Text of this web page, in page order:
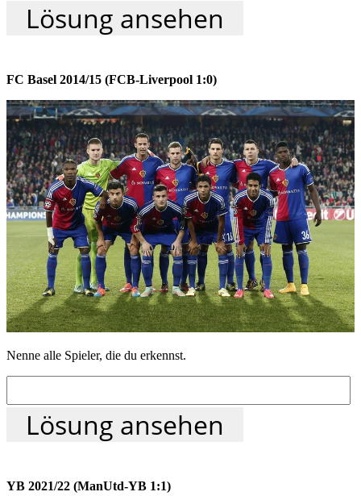
Lösung ansehen
FC Basel 2014/15 (FCB-Liverpool 1:0)
Nenne alle Spieler, die du erkennst.
Lösung ansehen
YB 2021/22 (ManUtd-YB 1:1)